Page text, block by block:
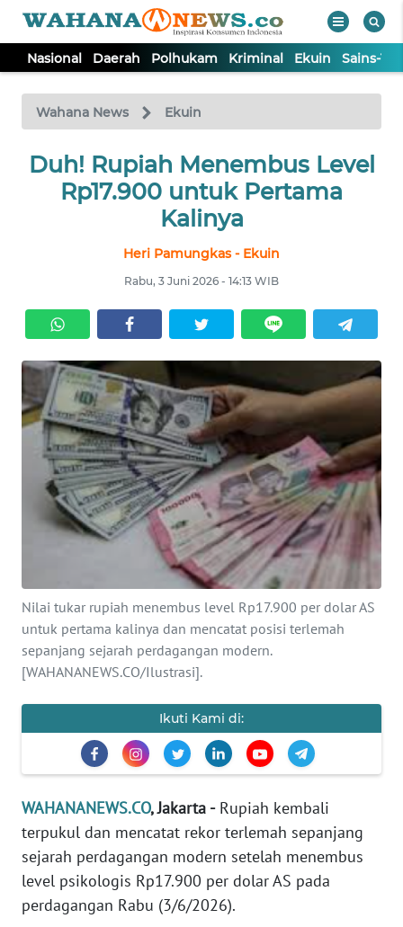
Nasional Daerah Polhukam Kriminal Ekuin Sains-
Wahana News Ekuin
Duh! Rupiah Menembus Level
Rp17.900 untuk Pertama
Kalinya
Heri Pamungkas - Ekuin
Rabu, 3 Juni 2026 - 14:13 WIB
Nilai tukar rupiah menembus level Rp17.900 per dolar AS
untuk pertama kalinya dan mencatat posisi terlemah
sepanjang sejarah perdagangan modern.
[WAHANANEWS.CO/Ilustrasi].
Ikuti Kami di:
WAHANANEWS.CO, Jakarta -Rupiah kembali
terpukul dan mencatat rekor terlemah sepanjang
sejarah perdagangan modern setelah menembus
level psikologis Rp17.900 per dolar AS pada
perdagangan Rabu (3/6/2026).
TV
Tutup
NASIONAL
KRIMINAL
EKUIN
SAINS-TEKNO
KESEHATAN
INTERNASIONAL
PENDIDIKAN
OLAHRAGA
EDITORIAL
Informasi
INDEKS
BERITA
KONTAK